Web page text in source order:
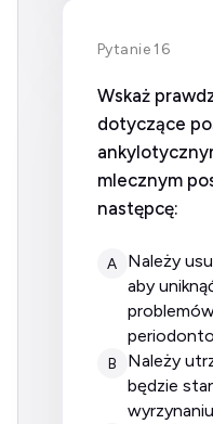
Pytanie 16
Wskaż
dotyczące
mlecznym
następcę:
A
należy usunąć ząb z ankylozą,
aby
B
należy utrzymać go dopóki nie
będzie